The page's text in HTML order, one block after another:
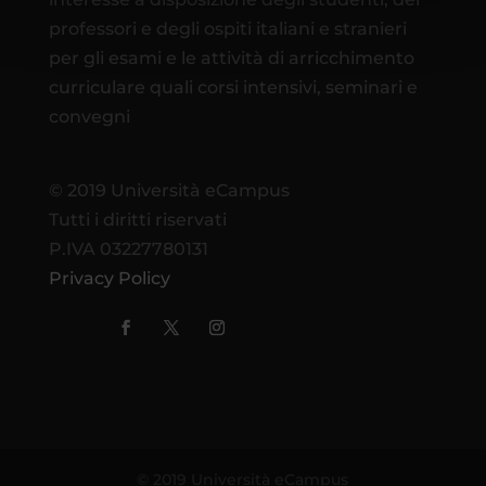
professori e degli ospiti italiani e stranieri
per gli esami e le attività di arricchimento
curriculare quali corsi intensivi, seminari e
convegni
© 2019 Università eCampus
Tutti i diritti riservati
P.IVA 03227780131
Privacy Policy